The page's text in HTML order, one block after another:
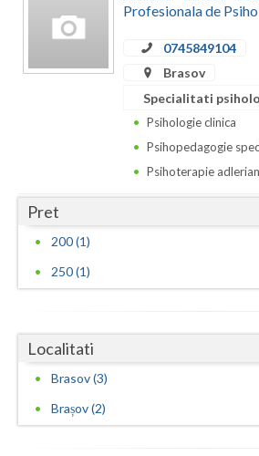
Satu-Mare
Timis
Tulcea
Valcea
Vrancea
Profesionala de
0745849104
Brasov
Specialitati
Psihologie clinica
Psihopedagogie
Psihoterapie
Pret
200 (1)
250 (1)
Localitati
Brasov (3)
Brașov (2)